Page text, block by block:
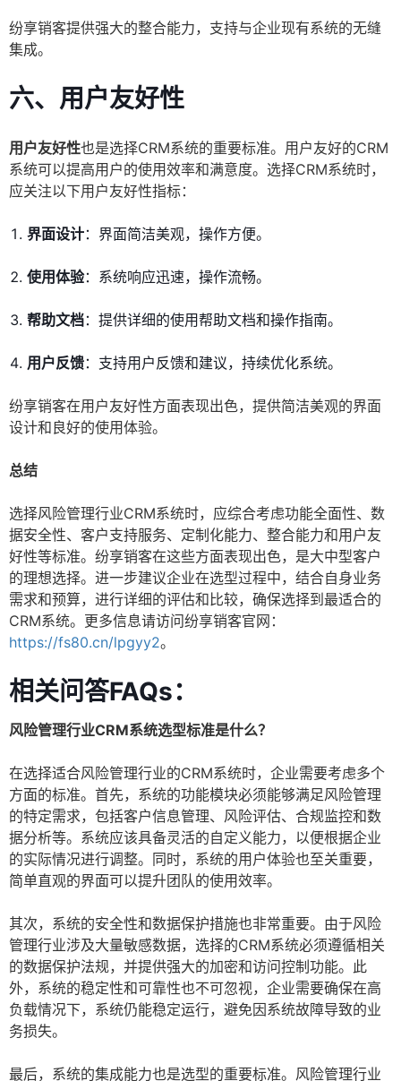
纷享销客提供强大的整合能力，支持与企业现有系统的无缝
集成。
六、用户友好性
用户友好性也是选择CRM系统的重要标准。用户友好的CRM
系统可以提高用户的使用效率和满意度。选择CRM系统时，
应关注以下用户友好性指标：
界面设计：界面简洁美观，操作方便。
使用体验：系统响应迅速，操作流畅。
帮助文档：提供详细的使用帮助文档和操作指南。
用户反馈：支持用户反馈和建议，持续优化系统。
纷享销客在用户友好性方面表现出色，提供简洁美观的界面
设计和良好的使用体验。
总结
选择风险管理行业CRM系统时，应综合考虑功能全面性、数
据安全性、客户支持服务、定制化能力、整合能力和用户友
好性等标准。纷享销客在这些方面表现出色，是大中型客户
的理想选择。进一步建议企业在选型过程中，结合自身业务
需求和预算，进行详细的评估和比较，确保选择到最适合的
CRM系统。更多信息请访问纷享销客官网：
https://fs80.cn/lpgyy2。
相关问答FAQs：
风险管理行业CRM系统选型标准是什么？
在选择适合风险管理行业的CRM系统时，企业需要考虑多个
方面的标准。首先，系统的功能模块必须能够满足风险管理
的特定需求，包括客户信息管理、风险评估、合规监控和数
据分析等。系统应该具备灵活的自定义能力，以便根据企业
的实际情况进行调整。同时，系统的用户体验也至关重要，
简单直观的界面可以提升团队的使用效率。
其次，系统的安全性和数据保护措施也非常重要。由于风险
管理行业涉及大量敏感数据，选择的CRM系统必须遵循相关
的数据保护法规，并提供强大的加密和访问控制功能。此
外，系统的稳定性和可靠性也不可忽视，企业需要确保在高
负载情况下，系统仍能稳定运行，避免因系统故障导致的业
务损失。
最后，系统的集成能力也是选型的重要标准。风险管理行业